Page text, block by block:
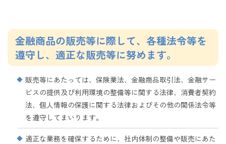
金融商品の販売等に際して、各種法令等を
遵守し、適正な販売等に努めます。
販売等にあたっては、保険業法、金融商品取引法、金融サー
ビスの提供及び利用環境の整備等に関する法律、消費者契約
法、個人情報の保護に関する法律およびその他の関係法令等
を遵守してまいります。
適正な業務を確保するために、社内体制の整備や販売にあた